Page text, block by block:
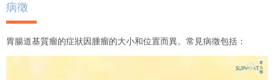
病徵
胃腸道基質瘤的症狀因腫瘤的大小和位置而異。常見病徵包括：